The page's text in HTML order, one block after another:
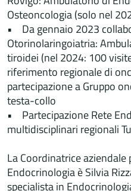
Osteoncologia (solo nel
• Da gennaio 2023
Otorinolaringoiatria:
tiroidei (nel 2024: 100
riferimento regionale di
partecipazione a Gruppo
testa-collo
• Partecipazione Rete
multidisciplinari regionali
La Coordinatrice aziendale
Endocrinologia è Silvia
specialista in